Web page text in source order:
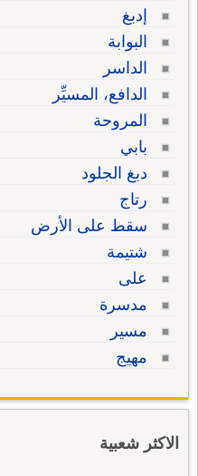
إدبغ
البوابة
الداسر
الدافع، المسيِّر
المروحة
بابي
دبغ الجلود
رتاج
سقط على الأرض
شتيمة
على
مدسرة
مسير
مهيج
الاكثر شعبية